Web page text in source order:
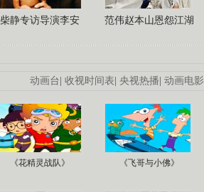
柴静专访导演李安 范伟赵本山恩怨江湖
动画台| 收视时间表| 央视热播| 动画电影
《花精灵战队》 《飞哥与小佛》